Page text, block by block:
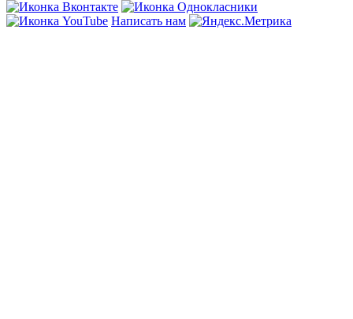
Написать нам